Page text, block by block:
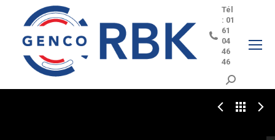
Tél
: 01
61
04
46
46
Search: